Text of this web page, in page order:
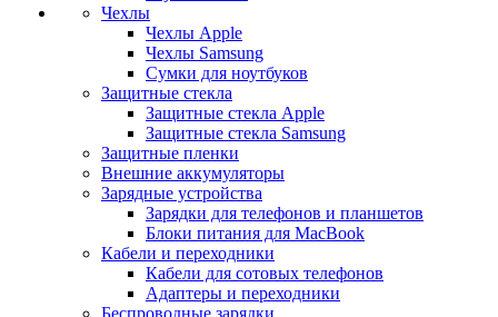
Чехлы
Чехлы Apple
Чехлы Samsung
Сумки для ноутбуков
Защитные стекла
Защитные стекла Apple
Защитные стекла Samsung
Защитные пленки
Внешние аккумуляторы
Зарядные устройства
Зарядки для телефонов и планшетов
Блоки питания для MacBook
Кабели и переходники
Кабели для сотовых телефонов
Адаптеры и переходники
Беспроводные зарядки